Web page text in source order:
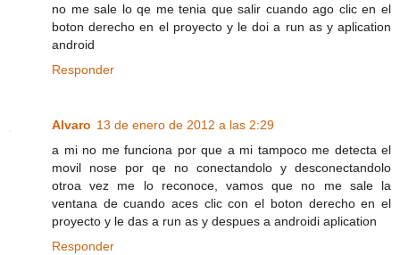
no me sale lo qe me tenia que salir cuando ago clic en el
boton derecho en el proyecto y le doi a run as y aplication
android
Responder
Alvaro 13 de enero de 2012 a las 2:29
a mi no me funciona por que a mi tampoco me detecta el
movil nose por qe no conectandolo y desconectandolo
otroa vez me lo reconoce, vamos que no me sale la
ventana de cuando aces clic con el boton derecho en el
proyecto y le das a run as y despues a androidi aplication
Responder